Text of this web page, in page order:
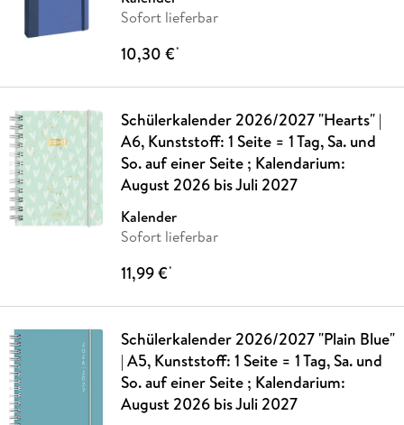
Sofort lieferbar
10,30 €*
Schülerkalender 2026/2027 "Hearts" |
A6, Kunststoff: 1 Seite = 1 Tag, Sa. und
So. auf einer Seite ; Kalendarium:
August 2026 bis Juli 2027
Kalender
Sofort lieferbar
11,99 €*
Schülerkalender 2026/2027 "Plain Blue"
| A5, Kunststoff: 1 Seite = 1 Tag, Sa. und
So. auf einer Seite ; Kalendarium:
August 2026 bis Juli 2027